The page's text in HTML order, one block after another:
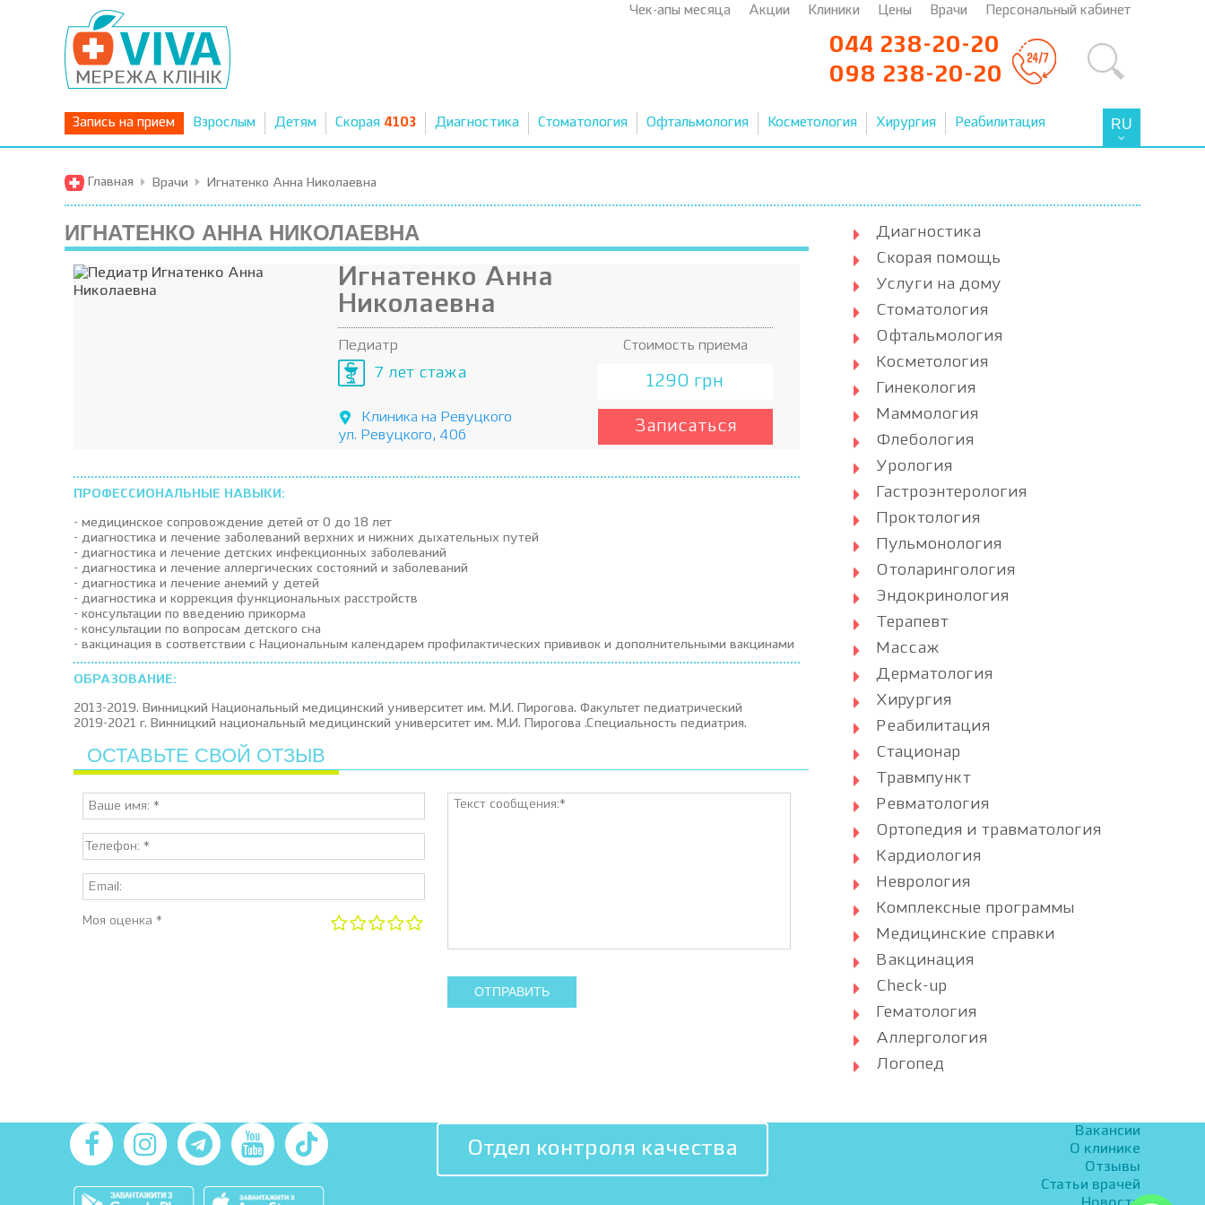
Чек-апы месяца Акции Клиники Цены Врачи Персональный кабинет
044 238-20-20
098 238-20-20
Запись на прием Взрослым Детям Скорая 4103 Диагностика Стоматология Офтальмология Косметология Хирургия Реабилитация RU
Главная Врачи Игнатенко Анна Николаевна
ИГНАТЕНКО АННА НИКОЛАЕВНА
Игнатенко Анна
Николаевна
Педиатр
7 лет стажа
Стоимость приема
1290 грн
Клиника на Ревуцкого
ул. Ревуцкого, 40б
Записаться
ПРОФЕССИОНАЛЬНЫЕ НАВЫКИ:
- медицинское сопровождение детей от 0 до 18 лет
- диагностика и лечение заболеваний верхних и нижних дыхательных путей
- диагностика и лечение детских инфекционных заболеваний
- диагностика и лечение аллергических состояний и заболеваний
- диагностика и лечение анемий у детей
- диагностика и коррекция функциональных расстройств
- консультации по введению прикорма
- консультации по вопросам детского сна
- вакцинация в соответствии с Национальным календарем профилактических прививок и дополнительными вакцинами
ОБРАЗОВАНИЕ:
2013-2019. Винницкий Национальный медицинский университет им. М.И. Пирогова. Факультет педиатрический
2019-2021 г. Винницкий национальный медицинский университет им. М.И. Пирогова .Специальность педиатрия.
ОСТАВЬТЕ СВОЙ ОТЗЫВ
Моя оценка *
ОТПРАВИТЬ
Диагностика
Скорая помощь
Услуги на дому
Стоматология
Офтальмология
Косметология
Гинекология
Маммология
Флебология
Урология
Гастроэнтерология
Проктология
Пульмонология
Отоларингология
Эндокринология
Терапевт
Массаж
Дерматология
Хирургия
Реабилитация
Стационар
Травмпункт
Ревматология
Ортопедия и травматология
Кардиология
Неврология
Комплексные программы
Медицинские справки
Вакцинация
Check-up
Гематология
Аллергология
Логопед
Отдел контроля качества
Вакансии
О клинике
Отзывы
Статьи врачей